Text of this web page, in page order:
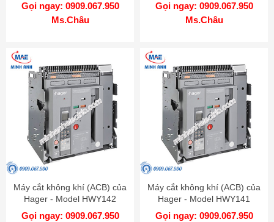
Gọi ngay: 0909.067.950
Ms.Châu
Gọi ngay: 0909.067.950
Ms.Châu
Máy cắt không khí (ACB) của
Hager - Model HWY142
Gọi ngay: 0909.067.950
Máy cắt không khí (ACB) của
Hager - Model HWY141
Gọi ngay: 0909.067.950